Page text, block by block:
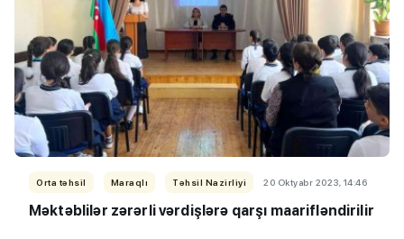
Orta təhsil Maraqlı Təhsil Nazirliyi 20 Oktyabr 2023, 14:46
Məktəblilər zərərli vərdişlərə qarşı maarifləndirilir